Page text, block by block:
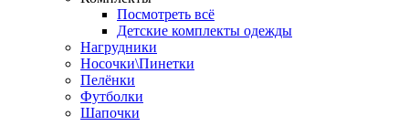
Посмотреть всё
Детские комплекты одежды
Нагрудники
Носочки\Пинетки
Пелёнки
Футболки
Шапочки